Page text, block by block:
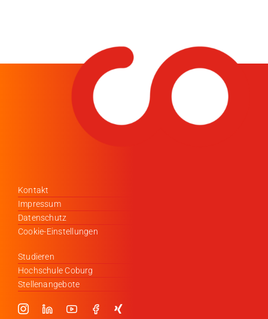
Kontakt
Impressum
Datenschutz
Cookie-Einstellungen
Studieren
Hochschule Coburg
Stellenangebote